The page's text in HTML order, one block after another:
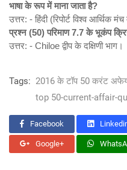
भाषा के रूप में माना जाता है?
उत्तर: - हिंदी (रिपोर्ट विश्व आर्थिक मंच
प्रश्न (50) परिमाण 7.7 के भूकंप
उत्तर: - Chiloe द्वीप के दक्षिणी भाग।
Tags: 2016 के टॉप 50 करंट
top 50-current-affair-
Facebook
Google+